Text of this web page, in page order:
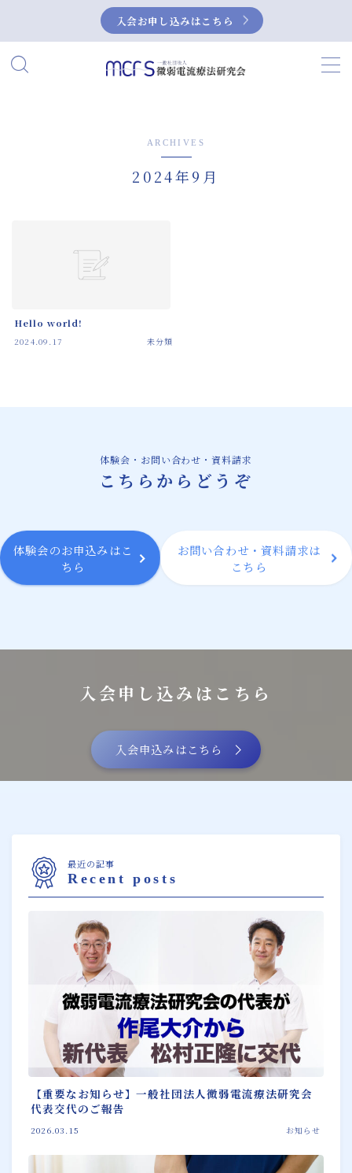
入会お申し込みはこちら
MENU
微弱電流の活用事例
NEUBOX（ニューボックス）によるぎっく
お問い合わせ・資料請求
ARCHIVES
2024年9月
Hello world!
2024.09.17 未分類
体験会・お問い合わせ・資料請求
こちらからどうぞ
体験会のお申込みはこ
ちら
お問い合わせ・資料請求は
こちら
入会申し込みはこちら
入会申込みはこちら
最近の記事
Recent posts
【重要なお知らせ】一般社団法人微弱電流療法研究会
代表交代のご報告
2026.03.15 お知らせ